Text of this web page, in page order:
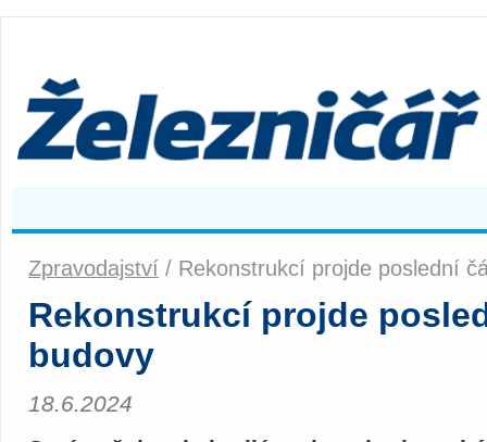
Zpravodajství / Rekonstrukcí projde poslední
Rekonstrukcí projde
budovy
18.6.2024